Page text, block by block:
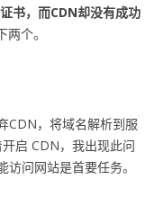
书，而CDN却没有成功
个。
CDN，将域名解析到服
启 CDN，我出现此问
问网站是首要任务。